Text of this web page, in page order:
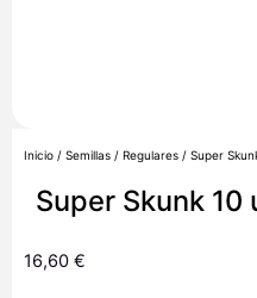
Inicio / Semillas / Regulares / Super
Super Skunk 10
16,60 €